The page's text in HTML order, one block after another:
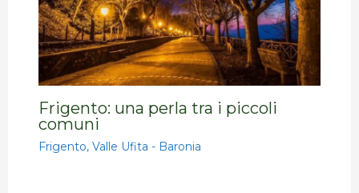
Frigento: una perla tra i piccoli
comuni
Frigento,Valle Ufita - Baronia